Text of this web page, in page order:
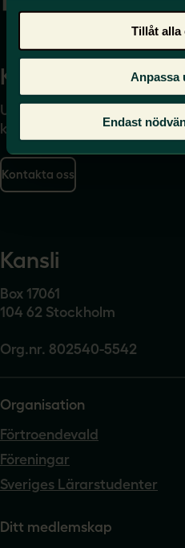
Tillåt alla
Anpassa
Endast
Kontakta
Uppgifter om hur du
kontaktar oss finns här.
Kontakta oss
Kansli
Box 17061
104 62 Stockholm
Org.nr. 802540-5542
Organisation
Förtroendevald
Föreningar
Sveriges Lärarstudenter
Ditt medlemskap